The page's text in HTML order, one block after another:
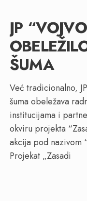
JP
ŠUMA
Već tradicionalno,
šuma obeležava
institucijama i
okviru projekta
akcija pod nazivom
Projekat „Zasadi